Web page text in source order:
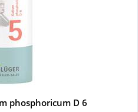
phosphoricum D 6